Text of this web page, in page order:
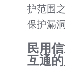
护范围
保护漏洞
民用
互通